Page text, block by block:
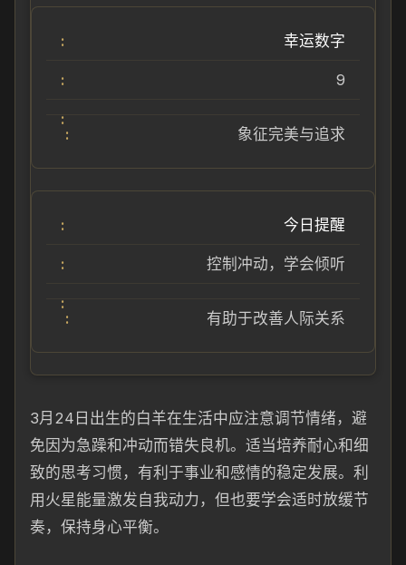
幸运数字
9
象征完美与追求
今日提醒
控制冲动，学会倾听
有助于改善人际关系
3月24日出生的白羊在生活中应注意调节情绪，避
免因为急躁和冲动而错失良机。适当培养耐心和细
致的思考习惯，有利于事业和感情的稳定发展。利
用火星能量激发自我动力，但也要学会适时放缓节
奏，保持身心平衡。